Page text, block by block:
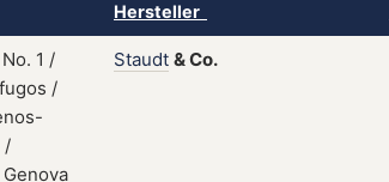
Hersteller
Staudt &Co.